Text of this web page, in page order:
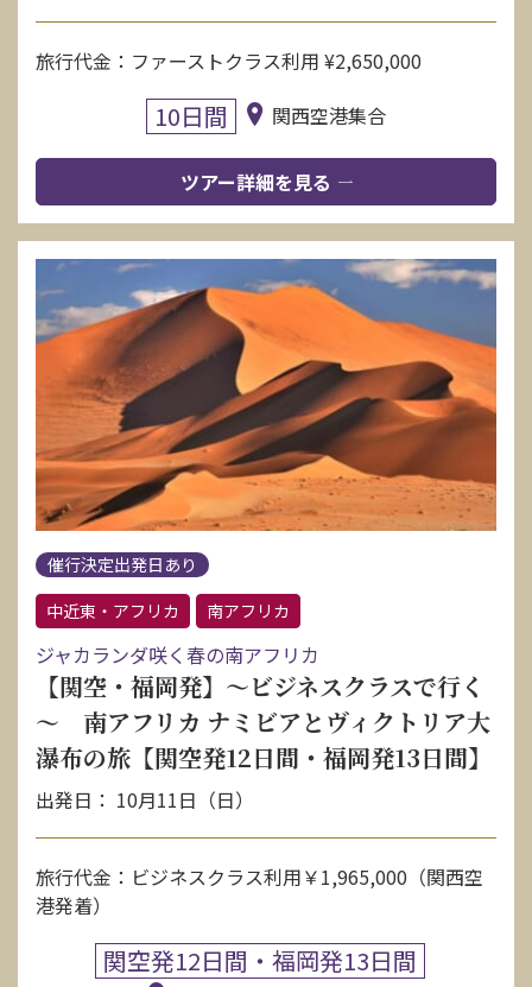
旅行代金：ファーストクラス利用 ¥2,650,000
10日間 関西空港集合
ツアー詳細を見る
催行決定出発日あり
中近東・アフリカ
南アフリカ
ジャカランダ咲く春の南アフリカ
【関空・福岡発】～ビジネスクラスで行く
～ 南アフリカ ナミビアとヴィクトリア大
瀑布の旅【関空発12日間・福岡発13日間】
出発日： 10月11日（日）
旅行代金：ビジネスクラス利用￥1,965,000（関西空
港発着）
関空発12日間・福岡発13日間